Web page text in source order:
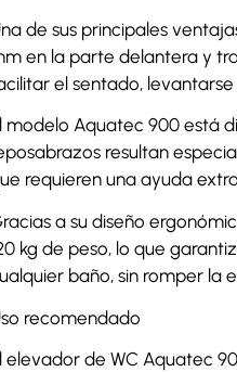
de sus principales
en la parte delantera y
el sentado,
modelo Aquatec 900 está
resultan
requieren una ayuda
a su diseño
kg de peso, lo que
baño, sin romper la
recomendado
elevador de WC Aquatec